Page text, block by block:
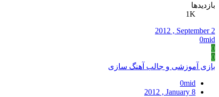
بازدیدها
1K
2012 , September 2
0mid
0
0
بازی آموزشی و جالب آهنگ سازی
0mid
2012 , January 8